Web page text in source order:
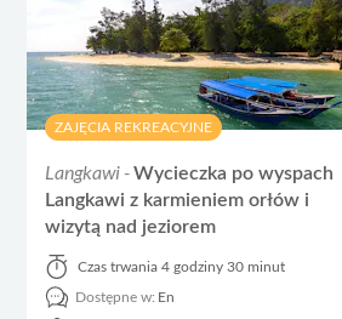
ZAJĘCIA REKREACYJNE
Langkawi -Wycieczka po wyspach
Langkawi z karmieniem orłów i
wizytą nad jeziorem
Czas trwania 4 godziny 30 minut
Dostępne w: En